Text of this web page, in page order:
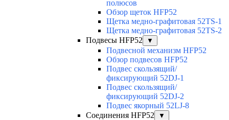
полюсов
Обзор щеток HFP52
Щетка медно-графитовая 52TS-1
Щетка медно-графитовая 52TS-2
Подвесы HFP52
▼
Подвесной механизм HFP52
Обзор подвесов HFP52
Подвес скользящий/
фиксирующий 52DJ-1
Подвес скользящий/
фиксирующий 52DJ-2
Подвес якорный 52LJ-8
Соединения HFP52
▼